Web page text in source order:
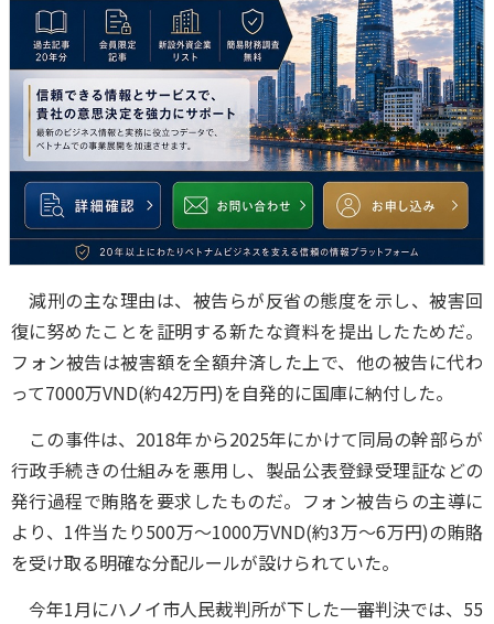
減刑の主な理由は、被告らが反省の態度を示し、被害回
復に努めたことを証明する新たな資料を提出したためだ。
フォン被告は被害額を全額弁済した上で、他の被告に代わ
って7000万VND(約42万円)を自発的に国庫に納付した。
この事件は、2018年から2025年にかけて同局の幹部らが
行政手続きの仕組みを悪用し、製品公表登録受理証などの
発行過程で賄賂を要求したものだ。フォン被告らの主導に
より、1件当たり500万～1000万VND(約3万～6万円)の賄賂
を受け取る明確な分配ルールが設けられていた。
今年1月にハノイ市人民裁判所が下した一審判決では、55